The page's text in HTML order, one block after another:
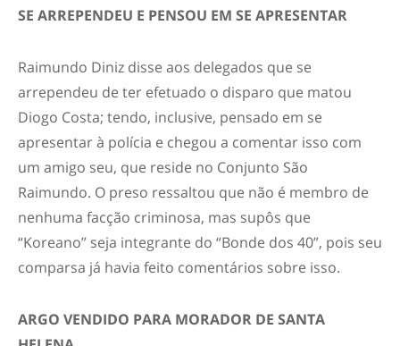
SE ARREPENDEU E PENSOU EM SE APRESENTAR
Raimundo Diniz disse aos delegados que se
arrependeu de ter efetuado o disparo que matou
Diogo Costa; tendo, inclusive, pensado em se
apresentar à polícia e chegou a comentar isso com
um amigo seu, que reside no Conjunto São
Raimundo. O preso ressaltou que não é membro de
nenhuma facção criminosa, mas supôs que
“Koreano” seja integrante do “Bonde dos 40”, pois seu
comparsa já havia feito comentários sobre isso.
ARGO VENDIDO PARA MORADOR DE SANTA